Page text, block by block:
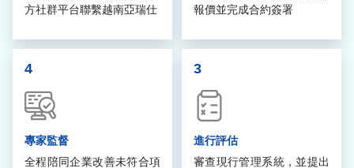
方社群平台聯繫越南亞瑞仕
報價並完成合約簽署
3
進行評估
審查現行管理系統，並提出
4
專家監督
全程陪同企業改善未符合項